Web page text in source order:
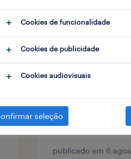
operador de
vila nova de
publicado em 6
Cookies de funcionalidade
Cookies de publicidade
Cookies audiovisuais
seleção